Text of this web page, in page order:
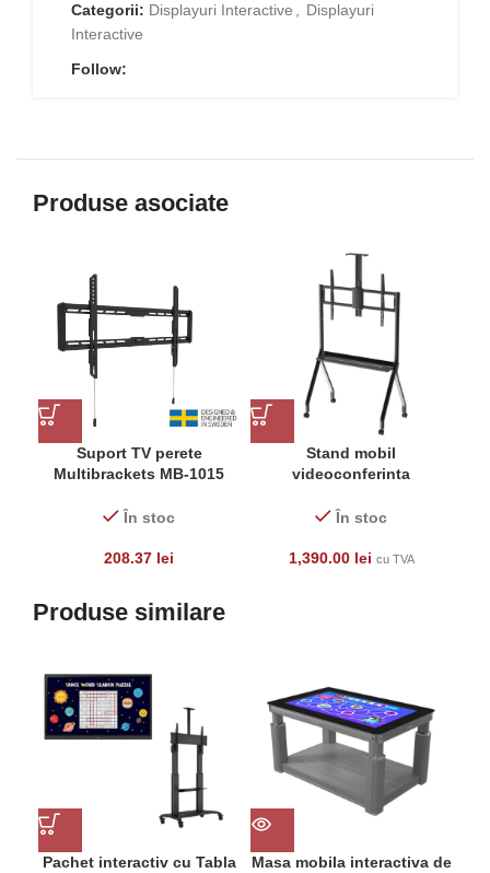
Categorii: Displayuri Interactive
Displayuri
Interactive
Follow:
Produse asociate
Suport TV perete
Multibrackets MB-1015
40″- 85″, max. 60kg,
În stoc
208.37 lei
Stand mobil
videoconferinta
55”-100”, max.120 kg,
inclus, negru
În stoc
1,390.00 lei cu TVA
Produse similare
Pachet interactiv cu Tabla
Masa mobila interactiva de